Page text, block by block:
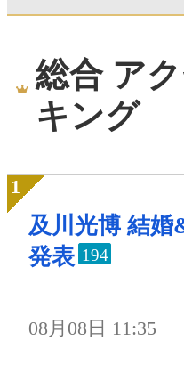
総合 ア
キング
及川光博 結
発表 194
08月08日 11:35